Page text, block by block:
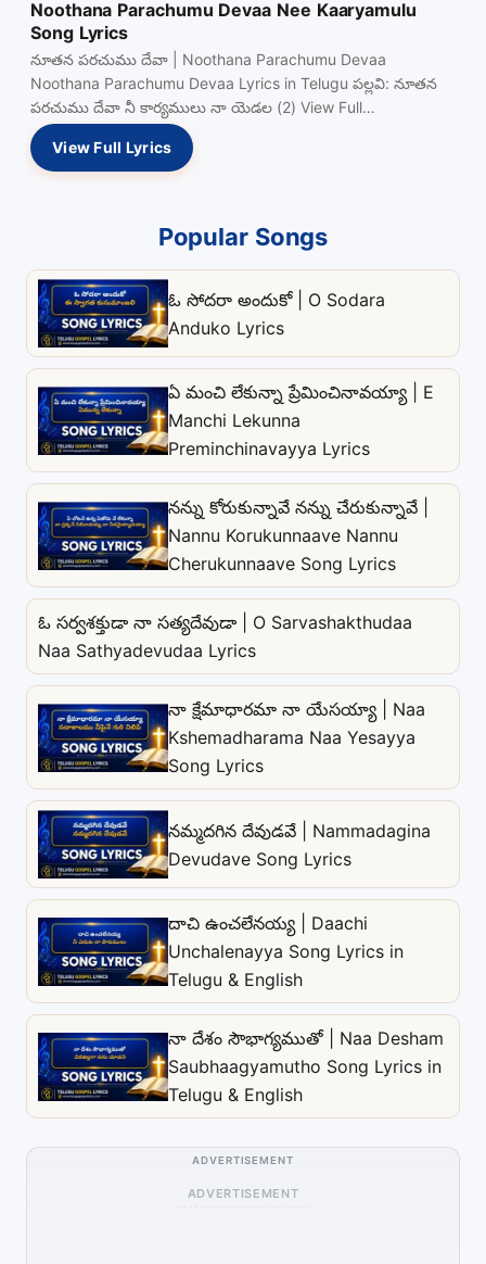
Noothana Parachumu Devaa Nee Kaaryamulu
Song Lyrics
నూతన పరచుము దేవా | Noothana Parachumu Devaa
Noothana Parachumu Devaa Lyrics in Telugu పల్లవి: నూతన
పరచుము దేవా నీ కార్యములు నా యెడల (2) View Full…
View Full Lyrics
Popular Songs
ఓ సోదరా అందుకో | O Sodara
Anduko Lyrics
ఏ మంచి లేకున్నా ప్రేమించినావయ్యా | E
Manchi Lekunna
Preminchinavayya Lyrics
నన్ను కోరుకున్నావే నన్ను చేరుకున్నావే |
Nannu Korukunnaave Nannu
Cherukunnaave Song Lyrics
ఓ సర్వశక్తుడా నా సత్యదేవుడా | O Sarvashakthudaa
Naa Sathyadevudaa Lyrics
నా క్షేమాధారమా నా యేసయ్యా | Naa
Kshemadharama Naa Yesayya
Song Lyrics
నమ్మదగిన దేవుడవే | Nammadagina
Devudave Song Lyrics
దాచి ఉంచలేనయ్య | Daachi
Unchalenayya Song Lyrics in
Telugu & English
నా దేశం సౌభాగ్యముతో | Naa Desham
Saubhaagyamutho Song Lyrics in
Telugu & English
ADVERTISEMENT
ADVERTISEMENT